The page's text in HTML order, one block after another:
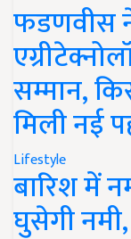
फडणवीस
सम्मान,
मिली नई
Lifestyle
बारिश में
घुसेगी